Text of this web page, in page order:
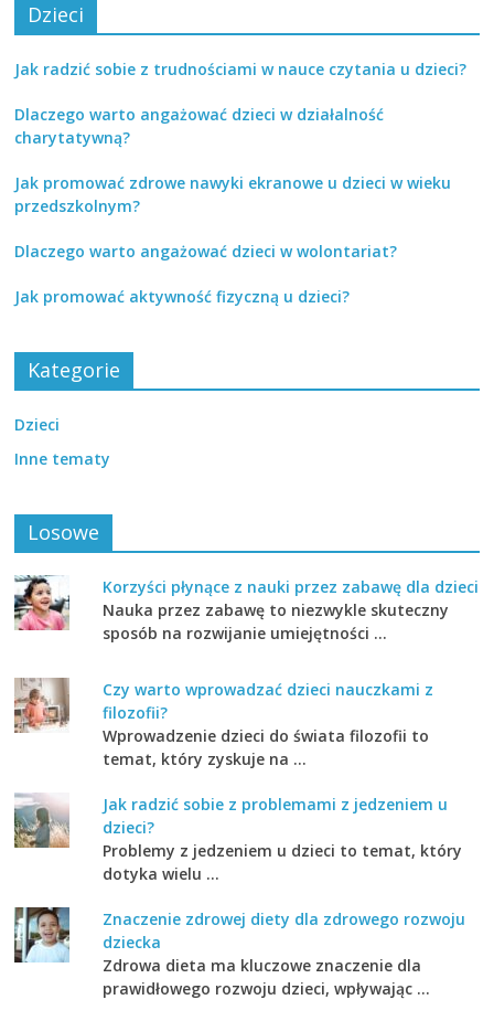
Dzieci
Jak radzić sobie z trudnościami w nauce czytania u dzieci?
Dlaczego warto angażować dzieci w działalność
charytatywną?
Jak promować zdrowe nawyki ekranowe u dzieci w wieku
przedszkolnym?
Dlaczego warto angażować dzieci w wolontariat?
Jak promować aktywność fizyczną u dzieci?
Kategorie
Dzieci
Inne tematy
Losowe
Korzyści płynące z nauki przez zabawę dla dzieci
Nauka przez zabawę to niezwykle skuteczny
sposób na rozwijanie umiejętności …
Czy warto wprowadzać dzieci nauczkami z
filozofii?
Wprowadzenie dzieci do świata filozofii to
temat, który zyskuje na …
Jak radzić sobie z problemami z jedzeniem u
dzieci?
Problemy z jedzeniem u dzieci to temat, który
dotyka wielu …
Znaczenie zdrowej diety dla zdrowego rozwoju
dziecka
Zdrowa dieta ma kluczowe znaczenie dla
prawidłowego rozwoju dzieci, wpływając …